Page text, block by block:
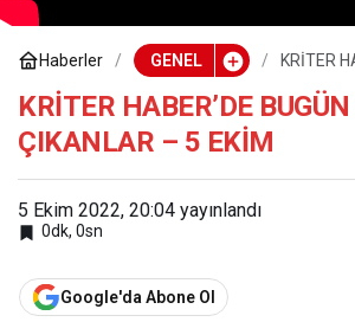
Haberler GENEL
KRİTER
KRİTER HABER’DE
ÇIKANLAR – 5 EKİM
5 Ekim 2022, 20:04 yayınlandı
0dk, 0sn
Google'da Abone Ol